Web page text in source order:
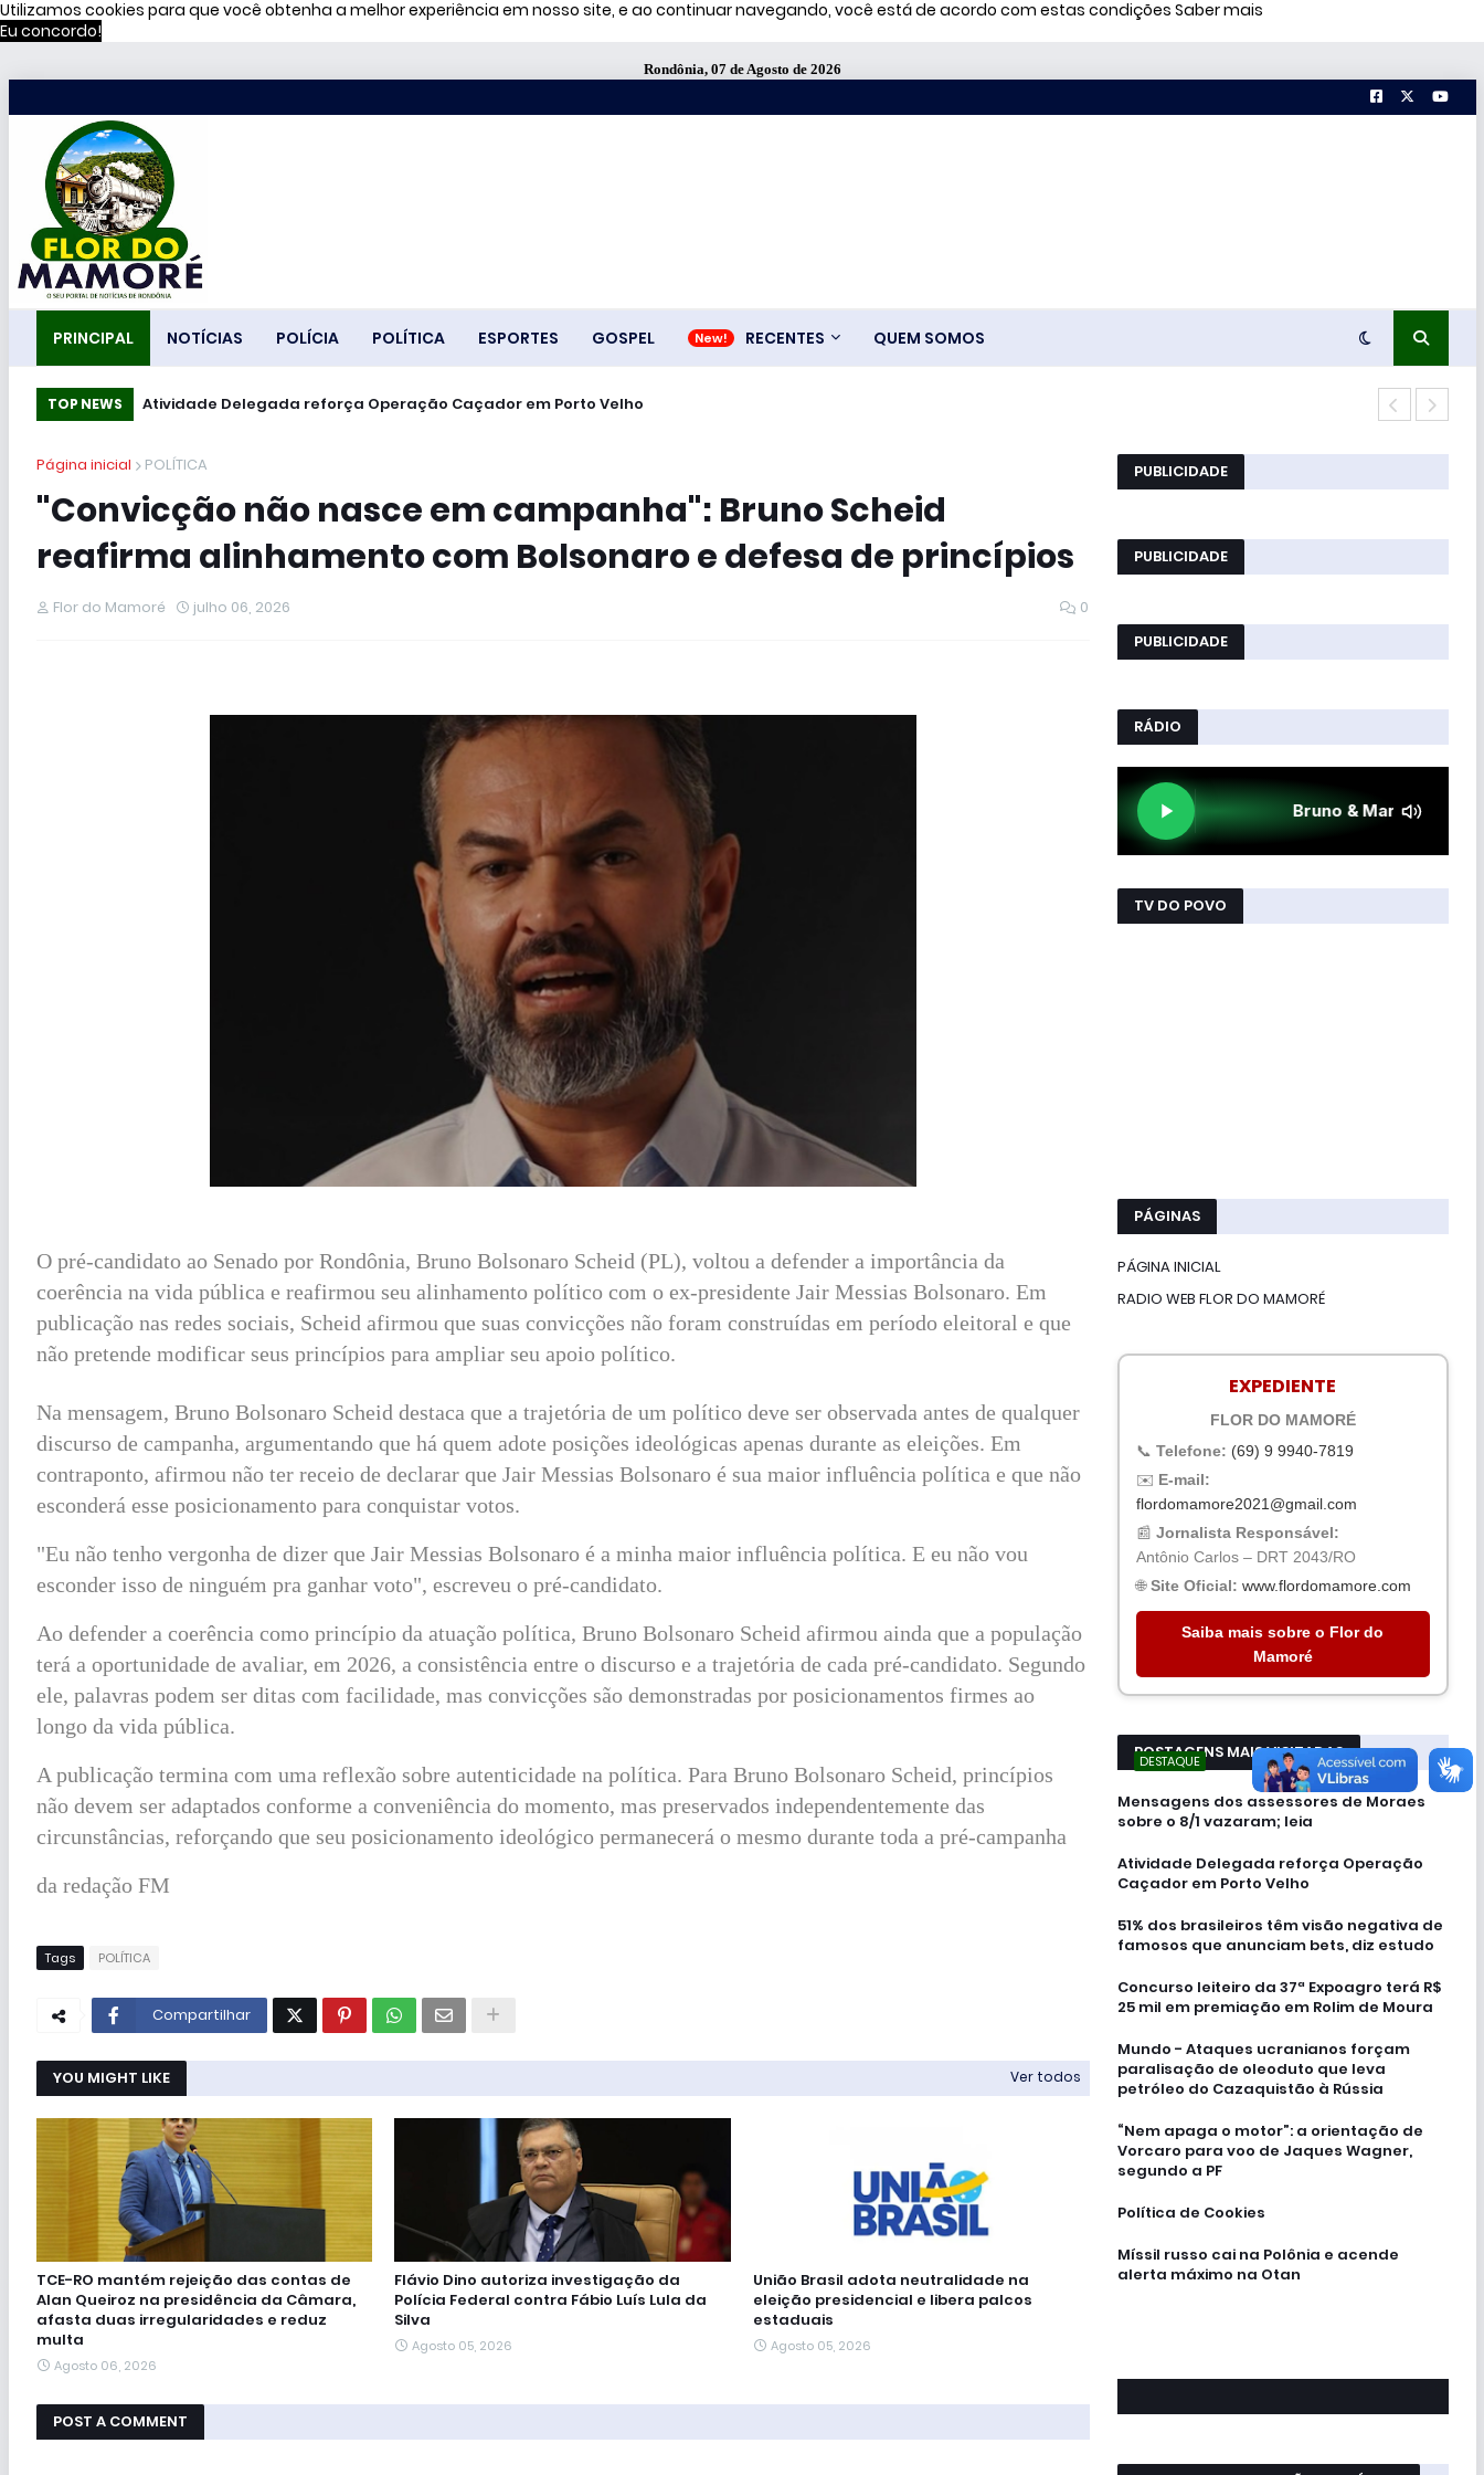
Utilizamos cookies para que você obtenha a melhor experiência em nosso site, e ao continuar navegando, você está de acordo com estas condições Saber mais
Eu concordo!
Rondônia, 07 de Agosto de 2026
PRINCIPAL NOTÍCIAS POLÍCIA POLÍTICA ESPORTES GOSPEL RECENTES QUEM SOMOS
TOP NEWS Atividade Delegada reforça Operação Caçador em Porto Velho
Página inicial POLÍTICA
"Convicção não nasce em campanha": Bruno Scheid
reafirma alinhamento com Bolsonaro e defesa de princípios
Flor do Mamoré julho 06, 2026 0
O pré-candidato ao Senado por Rondônia, Bruno Bolsonaro Scheid (PL), voltou a defender a importância da
coerência na vida pública e reafirmou seu alinhamento político com o ex-presidente Jair Messias Bolsonaro. Em
publicação nas redes sociais, Scheid afirmou que suas convicções não foram construídas em período eleitoral e que
não pretende modificar seus princípios para ampliar seu apoio político.
Na mensagem, Bruno Bolsonaro Scheid destaca que a trajetória de um político deve ser observada antes de qualquer
discurso de campanha, argumentando que há quem adote posições ideológicas apenas durante as eleições. Em
contraponto, afirmou não ter receio de declarar que Jair Messias Bolsonaro é sua maior influência política e que não
esconderá esse posicionamento para conquistar votos.
"Eu não tenho vergonha de dizer que Jair Messias Bolsonaro é a minha maior influência política. E eu não vou
esconder isso de ninguém pra ganhar voto", escreveu o pré-candidato.
Ao defender a coerência como princípio da atuação política, Bruno Bolsonaro Scheid afirmou ainda que a população
terá a oportunidade de avaliar, em 2026, a consistência entre o discurso e a trajetória de cada pré-candidato. Segundo
ele, palavras podem ser ditas com facilidade, mas convicções são demonstradas por posicionamentos firmes ao
longo da vida pública.
A publicação termina com uma reflexão sobre autenticidade na política. Para Bruno Bolsonaro Scheid, princípios
não devem ser adaptados conforme a conveniência do momento, mas preservados independentemente das
circunstâncias, reforçando que seu posicionamento ideológico permanecerá o mesmo durante toda a pré-campanha
da redação FM
Tags POLÍTICA
Compartilhar
YOU MIGHT LIKE Ver todos
TCE-RO mantém rejeição das contas de
Alan Queiroz na presidência da Câmara,
afasta duas irregularidades e reduz
multa
Agosto 06, 2026
Flávio Dino autoriza investigação da
Polícia Federal contra Fábio Luís Lula da
Silva
Agosto 05, 2026
União Brasil adota neutralidade na
eleição presidencial e libera palcos
estaduais
Agosto 05, 2026
POST A COMMENT
PUBLICIDADE
PUBLICIDADE
PUBLICIDADE
RÁDIO
TV DO POVO
PÁGINAS
PÁGINA INICIAL
RADIO WEB FLOR DO MAMORÉ
EXPEDIENTE
FLOR DO MAMORÉ
📞 Telefone: (69) 9 9940-7819
✉️ E-mail:
flordomamore2021@gmail.com
📰 Jornalista Responsável:
Antônio Carlos – DRT 2043/RO
🌐Site Oficial: www.flordomamore.com
Saiba mais sobre o Flor do
Mamoré
POSTAGENS MAIS VISITADAS
DESTAQUE
Mensagens dos assessores de Moraes
sobre o 8/1 vazaram; leia
Atividade Delegada reforça Operação
Caçador em Porto Velho
51% dos brasileiros têm visão negativa de
famosos que anunciam bets, diz estudo
Concurso leiteiro da 37ª Expoagro terá R$
25 mil em premiação em Rolim de Moura
Mundo - Ataques ucranianos forçam
paralisação de oleoduto que leva
petróleo do Cazaquistão à Rússia
“Nem apaga o motor”: a orientação de
Vorcaro para voo de Jaques Wagner,
segundo a PF
Política de Cookies
Míssil russo cai na Polônia e acende
alerta máximo na Otan